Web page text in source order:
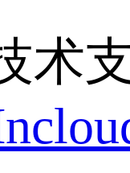
术